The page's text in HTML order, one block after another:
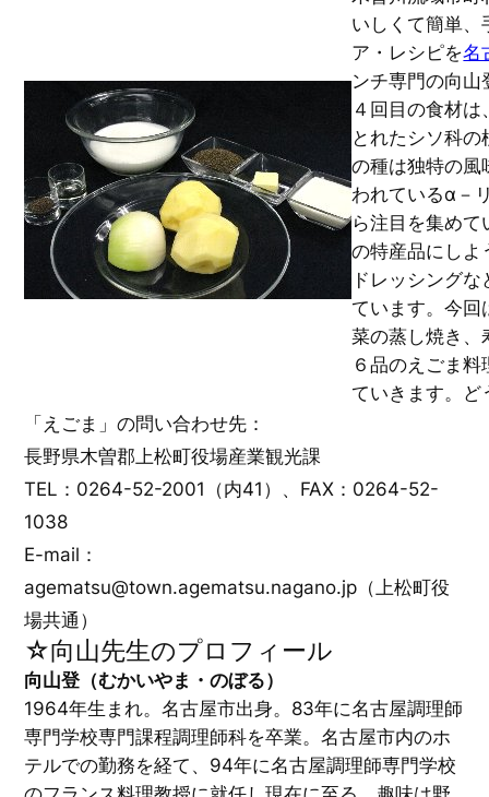
いしくて簡単、
ア・レシピを名
ンチ専門の向
４回目の食材
とれたシソ科
の種は独特の風
われているα－
ら注目を集め
の特産品にしよ
ドレッシング
ています。今回
菜の蒸し焼き、
６品のえごま
ていきます。ど
「えごま」の問い合わせ先：
長野県木曽郡上松町役場産業観光課
TEL：0264-52-2001（内41）、FAX：0264-52-
1038
E-mail：
agematsu@town.agematsu.nagano.jp（上松町役
場共通）
☆向山先生のプロフィール
向山登（むかいやま・のぼる）
1964年生まれ。名古屋市出身。83年に名古屋調理師
専門学校専門課程調理師科を卒業。名古屋市内のホ
テルでの勤務を経て、94年に名古屋調理師専門学校